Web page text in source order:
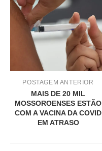
POSTAGEM ANTERIOR
MAIS DE 20 MIL
MOSSOROENSES ESTÃO
COM A VACINA DA COVID
EM ATRASO